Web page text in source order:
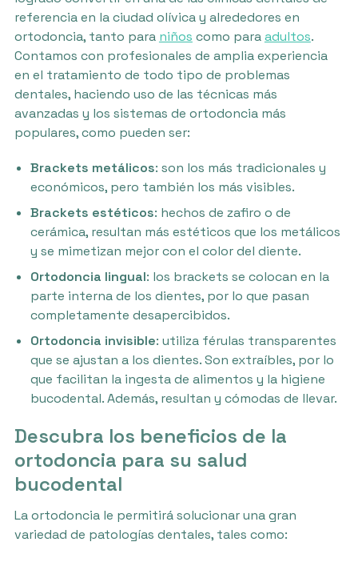
referencia en la ciudad olívica y alrededores en
ortodoncia, tanto para niños como paraadultos.
Contamos con profesionales de amplia experiencia
en el tratamiento de todo tipo de problemas
dentales, haciendo uso de las técnicas más
avanzadas y los sistemas de ortodoncia más
populares, como pueden ser:
Brackets metálicos: son los más tradicionales y
económicos, pero también los más visibles.
Brackets estéticos: hechos de zafiro o de
cerámica, resultan más estéticos que los metálicos
y se mimetizan mejor con el color del diente.
Ortodoncia lingual: los brackets se colocan en la
parte interna de los dientes, por lo que pasan
completamente desapercibidos.
Ortodoncia invisible: utiliza férulas transparentes
que se ajustan a los dientes. Son extraíbles, por lo
que facilitan la ingesta de alimentos y la higiene
bucodental. Además, resultan y cómodas de llevar.
Descubra los beneficios de la
ortodoncia para su salud
bucodental
La ortodoncia le permitirá solucionar una gran
variedad de patologías dentales, tales como: